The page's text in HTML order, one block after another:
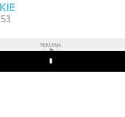
REKLAMA
Play